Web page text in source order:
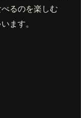
るのを楽しむ
ます。